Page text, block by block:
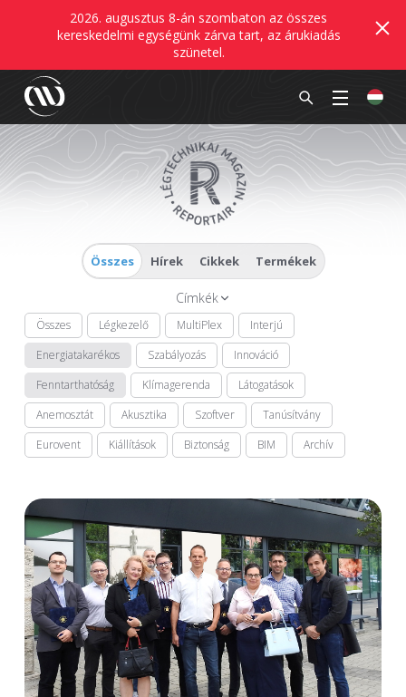
2026. augusztus 8-án szombaton az összes
kereskedelmi egységünk zárva tart, az árukiadás
szünetel.
Összes Hírek Cikkek Termékek
Címkék
Összes Légkezelő MultiPlex
Interjú
Energiatakarékos
Szabályozás
Innováció
Fenntarthatóság
Klímagerenda
Látogatások
Anemosztát
Akusztika Szoftver
Tanúsítvány
Eurovent
Kiállítások Biztonság BIM Archív